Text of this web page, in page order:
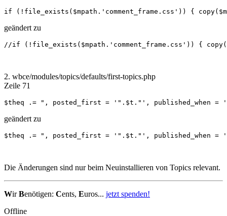
if (!file_exists($mpath.'comment_frame.css')) {
geändert zu
//if (!file_exists($mpath.'comment_frame.css')) {
2. wbce/modules/topics/defaults/first-topics.php
Zeile 71
$theq .= ", posted_first = '".$t."',
geändert zu
$theq .= ", posted_first = '".$t."',
Die Änderungen sind nur beim Neuinstallieren von Topics relevant.
WirBenötigen: Cents, Euros... jetzt spenden!
Offline